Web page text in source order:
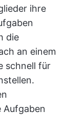
ihre
die
an einem
schnell für
Aufgaben